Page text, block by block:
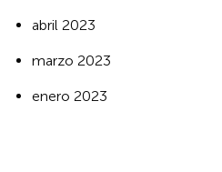
abril 2023
marzo 2023
enero 2023